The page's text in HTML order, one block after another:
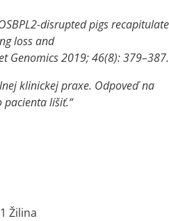
disrupted pigs recapitulate
loss and
Genomics 2019; 46(8): 379–387.
klinickej praxe. Odpoveď na
pacienta líšiť.“
Žilina